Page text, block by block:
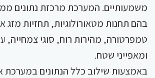
משמעותיים. המערכת מרכזת נתונים
בהם תחנות מטאורולוגיות, תחזיות מזג
טמפרטורה, מהירות רוח, סוגי צמחייה,
ומאפייני שטח.
באמצעות שילוב כלל הנתונים במערכת